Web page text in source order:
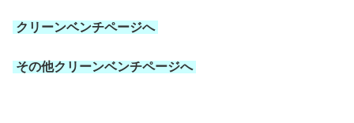
クリーンベンチページへ
その他クリーンベンチページへ